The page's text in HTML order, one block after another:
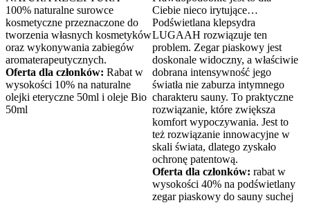
100% naturalne surowce
kosmetyczne przeznaczone do
tworzenia własnych kosmetyków
oraz wykonywania zabiegów
aromaterapeutycznych.
Oferta dla członków: Rabat w
wysokości 10% na naturalne
olejki eteryczne 50ml i oleje Bio
50ml
Ciebie nieco irytujące…
Podświetlana klepsydra
LUGAAH rozwiązuje ten
problem. Zegar piaskowy jest
doskonale widoczny, a właściwie
dobrana intensywność jego
światła nie zaburza intymnego
charakteru sauny. To praktyczne
rozwiązanie, które zwiększa
komfort wypoczywania. Jest to
też rozwiązanie innowacyjne w
skali świata, dlatego zyskało
ochronę patentową.
Oferta dla członków: rabat w
wysokości 40% na podświetlany
zegar piaskowy do sauny suchej